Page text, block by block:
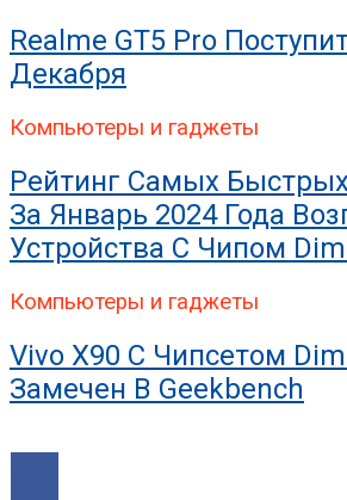
Realme GT5 Pro
Декабря
Компьютеры и гаджеты
Рейтинг Самых
За Январь 2024 Года
Устройства С Чипом
Компьютеры и гаджеты
Vivo X90 С Чипсетом
Замечен В Geekbench